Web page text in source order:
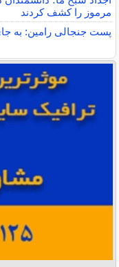
مرموز را کشف کردند
پست جنجالی رامین: به